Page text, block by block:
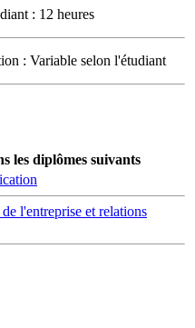
: 12 heures
: Variable selon l'étudiant
les diplômes suivants
l'entreprise et relations